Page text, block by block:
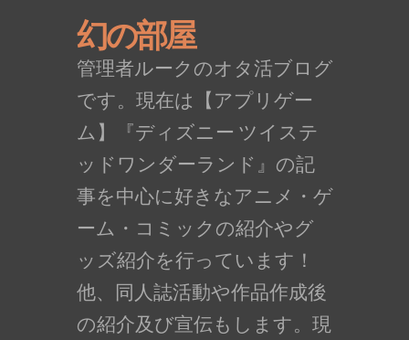
幻の部屋
管理者ルークのオタ活ブログ
です。現在は【アプリゲー
ム】『ディズニー ツイステ
ッドワンダーランド』の記
事を中心に好きなアニメ・ゲ
ーム・コミックの紹介やグ
ッズ紹介を行っています！
他、同人誌活動や作品作成後
の紹介及び宣伝もします。現